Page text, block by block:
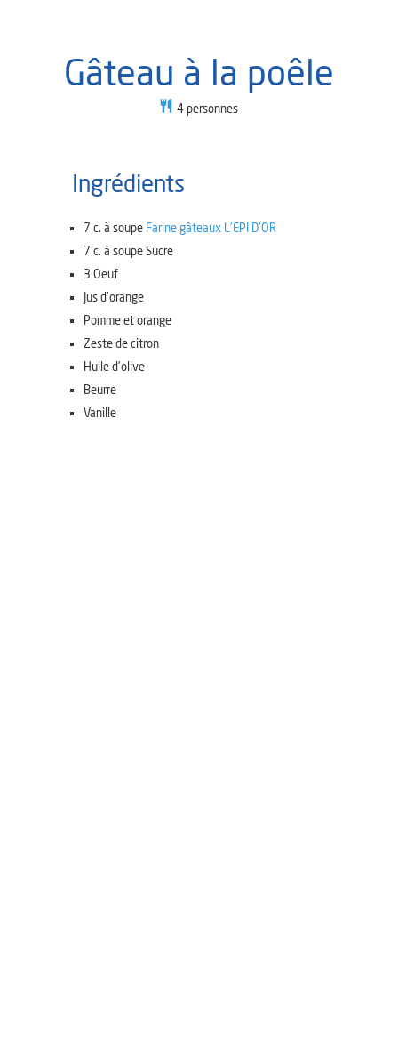
Gâteau à la poêle
4 personnes
Ingrédients
7 c. à soupe Farine gâteaux L'EPI D'OR
7 c. à soupe Sucre
3 Oeuf
Jus d'orange
Pomme et orange
Zeste de citron
Huile d'olive
Beurre
Vanille